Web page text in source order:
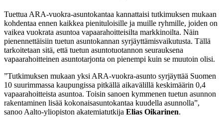
Tuettua ARA-vuokra-asuntokantaa kannattaisi tutkimuksen mukaan
kohdentaa ennen kaikkea pienituloisille ja muille ryhmille, joiden on
vaikea vuokrata asuntoa vapaarahoitteisilta markkinoilta. Näin
pienennettäisiin tuetun asuntokannan syrjäyttämisvaikutusta. Tällä
tarkoitetaan sitä, että tuetun asuntotuotannon seurauksena
vapaarahoitteinen asuntotarjonta on pienempi kuin se muutoin olisi.
”Tutkimuksen mukaan yksi ARA-vuokra-asunto syrjäyttää Suomen
10 suurimmassa kaupungissa pitkällä aikavälillä keskimäärin 0,4
vapaarahoitteista asuntoa. Toisin sanoen kymmenen tuetun asunnon
rakentaminen lisää kokonaisasuntokantaa kuudella asunnolla”,
sanoo Aalto-yliopiston akatemiatutkija Elias Oikarinen.